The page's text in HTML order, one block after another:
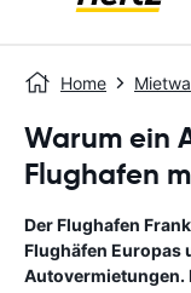
Home
Warum ein
Flughafen
Der Flughafen
Flughäfen Europas
Autovermietungen.